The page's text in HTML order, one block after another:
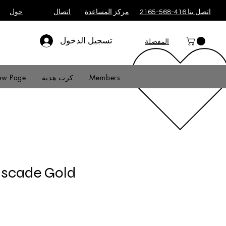
حول اتصال مركز المساعدة اتصل بنا 416-568-2165
تسجيل الدخول المفضلة
Page كرت هدية Members
Gold